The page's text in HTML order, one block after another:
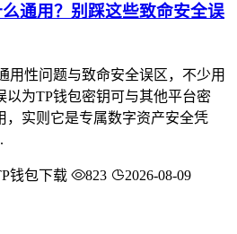
通用？别踩这些致命安全误
用性问题与致命安全误区，不少用
以为TP钱包密钥可与其他平台密
，实则它是专属数字资产安全凭
钱包下载 823 2026-08-09